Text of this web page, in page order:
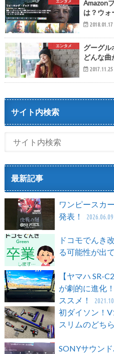
Amazon
は？ウォ
2018.01.17
エンタメ
グーグル
どんな曲
2017.11.25
サイト内検索
最新記事
ワンピースカ
発表！
2026.06.09
ドコモでんき
る可能性が出
【ヤマハ SR-
が劇的に進化
ススメ！
初ダイソン！
スリムのどち
SONYサウン